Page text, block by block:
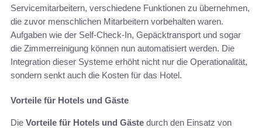
Servicemitarbeitern, verschiedene Funktionen zu übernehmen,
die zuvor menschlichen Mitarbeitern vorbehalten waren.
Aufgaben wie der Self-Check-In, Gepäcktransport und sogar
die Zimmerreinigung können nun automatisiert werden. Die
Integration dieser Systeme erhöht nicht nur die Operationalität,
sondern senkt auch die Kosten für das Hotel.
Vorteile für Hotels und Gäste
Die Vorteile für Hotels und Gäste durch den Einsatz von